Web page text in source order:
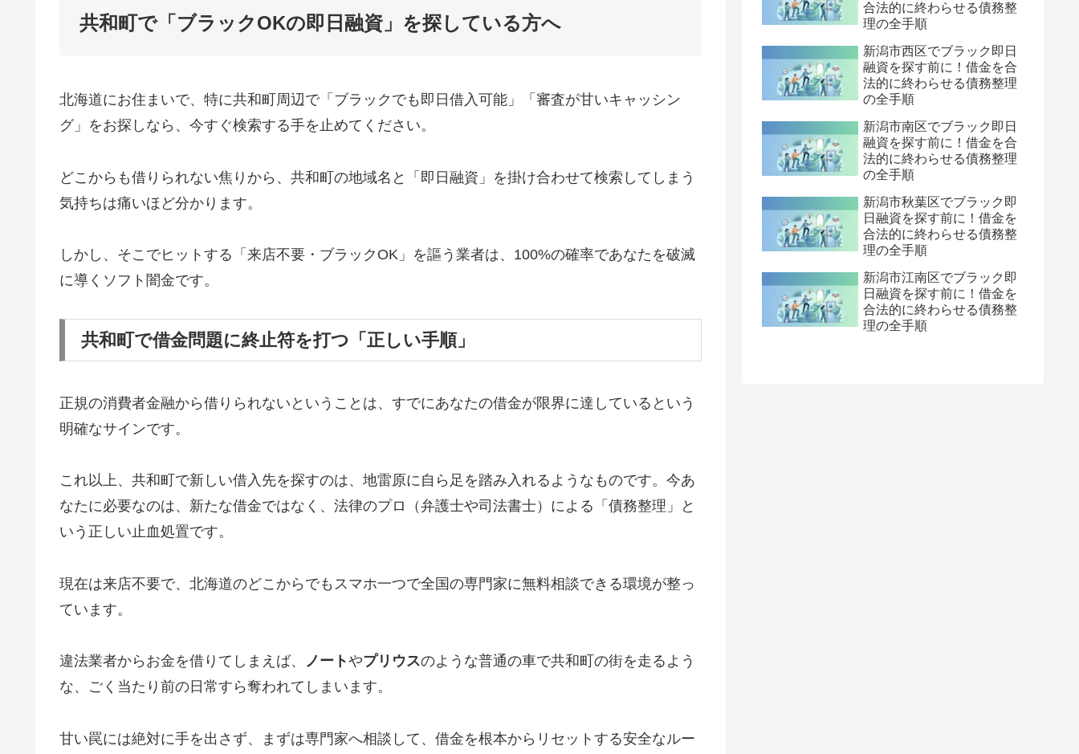
共和町で「ブラックOKの即日融資」を探している方へ
北海道にお住まいで、特に共和町周辺で「ブラックでも即日借入可能」「審査が甘いキャッシン
グ」をお探しなら、今すぐ検索する手を止めてください。
どこからも借りられない焦りから、共和町の地域名と「即日融資」を掛け合わせて検索してしまう
気持ちは痛いほど分かります。
しかし、そこでヒットする「来店不要・ブラックOK」を謳う業者は、100%の確率であなたを破滅
に導くソフト闇金です。
共和町で借金問題に終止符を打つ「正しい手順」
正規の消費者金融から借りられないということは、すでにあなたの借金が限界に達しているという
明確なサインです。
これ以上、共和町で新しい借入先を探すのは、地雷原に自ら足を踏み入れるようなものです。今あ
なたに必要なのは、新たな借金ではなく、法律のプロ（弁護士や司法書士）による「債務整理」と
いう正しい止血処置です。
現在は来店不要で、北海道のどこからでもスマホ一つで全国の専門家に無料相談できる環境が整っ
ています。
違法業者からお金を借りてしまえば、 ノートやプリウスのような普通の車で共和町の街を走るよう
な、ごく当たり前の日常すら奪われてしまいます。
甘い罠には絶対に手を出さず、まずは専門家へ相談して、借金を根本からリセットする安全なルー
合法的に終わらせる債務整
理の全手順
新潟市西区でブラック即日
融資を探す前に！借金を合
法的に終わらせる債務整理
の全手順
新潟市南区でブラック即日
融資を探す前に！借金を合
法的に終わらせる債務整理
の全手順
新潟市秋葉区でブラック即
日融資を探す前に！借金を
合法的に終わらせる債務整
理の全手順
新潟市江南区でブラック即
日融資を探す前に！借金を
合法的に終わらせる債務整
理の全手順